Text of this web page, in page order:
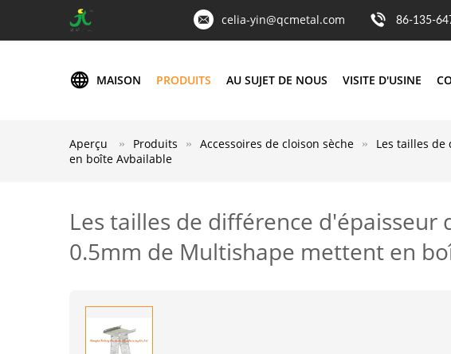
celia-yin@qcmetal.com 86-135-
MAISON PRODUITS AU SUJET DE NOUS VISITE D'USINE
Aperçu Produits Accessoires de cloison sèche
Les tailles
en boîte Avbailable
Les tailles de différence d'épaisseur
0.5mm de Multishape mettent en